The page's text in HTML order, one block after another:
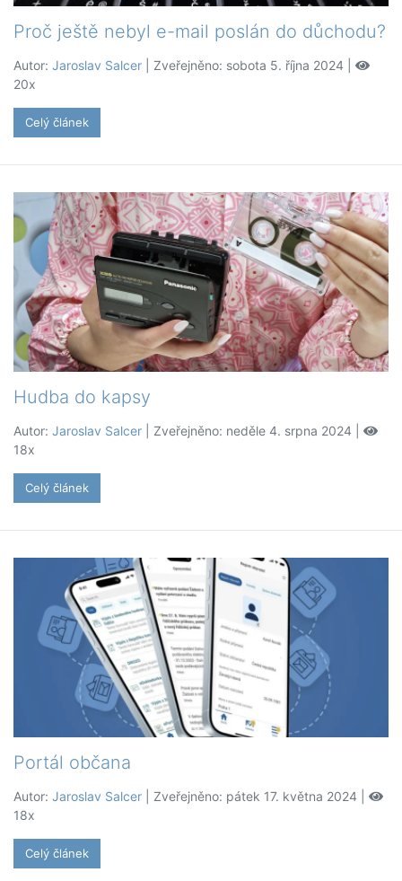
Proč ještě nebyl e-mail poslán do důchodu?
Autor: Jaroslav Salcer | Zveřejněno: sobota 5. října 2024 |
20x
Celý článek
Hudba do kapsy
Autor: Jaroslav Salcer | Zveřejněno: neděle 4. srpna 2024 |
18x
Celý článek
Portál občana
Autor: Jaroslav Salcer | Zveřejněno: pátek 17. května 2024 |
18x
Celý článek